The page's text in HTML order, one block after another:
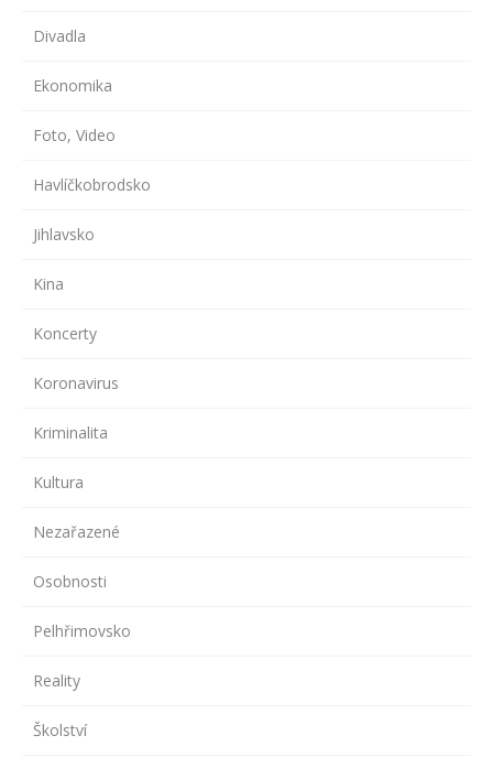
Divadla
Ekonomika
Foto, Video
Havlíčkobrodsko
Jihlavsko
Kina
Koncerty
Koronavirus
Kriminalita
Kultura
Nezařazené
Osobnosti
Pelhřimovsko
Reality
Školství